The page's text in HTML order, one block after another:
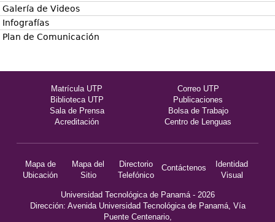
Galería de Videos
Infografías
Plan de Comunicación
Matrícula UTP
Correo UTP
Biblioteca UTP
Publicaciones
Sala de Prensa
Bolsa de Trabajo
Acreditación
Centro de Lenguas
Mapa de
Ubicación
Mapa del
Sitio
Directorio
Telefónico
Contáctenos
Identidad
Visual
Universidad Tecnológica de Panamá - 2026
Dirección: Avenida Universidad Tecnológica de Panamá, Vía
Puente Centenario,